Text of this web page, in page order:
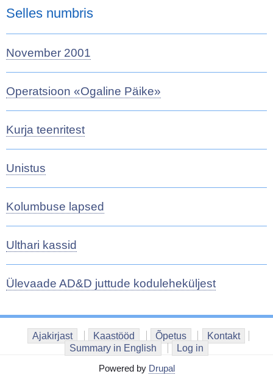
Selles numbris
November 2001
Operatsioon «Ogaline Päike»
Kurja teenritest
Unistus
Kolumbuse lapsed
Ulthari kassid
Ülevaade AD&D juttude koduleheküljest
Ajakirjast Kaastööd Õpetus
Kontakt
Summary in English
Log in
Powered by Drupal